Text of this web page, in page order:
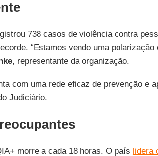
738 casos de violência contra
“Estamos vendo uma polarização
, representante da organização.
com uma rede eficaz de prevenção e
Judiciário.
morre a cada 18 horas. O país lidera